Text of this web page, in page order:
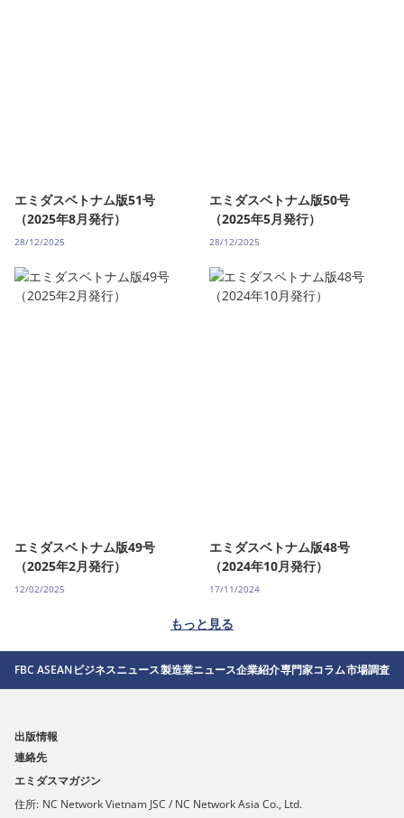
エミダスベトナム版51号
（2025年8月発行）
28/12/2025
エミダスベトナム版50号
（2025年5月発行）
28/12/2025
エミダスベトナム版49号
（2025年2月発行）
12/02/2025
エミダスベトナム版48号
（2024年10月発行）
17/11/2024
もっと見る
FBC ASEANビジネスニュース製造業ニュース企業紹介専門家コラム市場調査
出版情報
連絡先
エミダスマガジン
住所: NC Network Vietnam JSC / NC Network Asia Co., Ltd.